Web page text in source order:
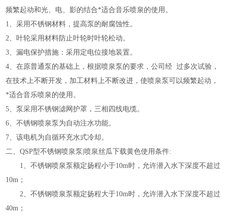
频繁起动和光、电、影的结合*适合音乐喷泉的使用。
1、采用不锈钢材料，提高泵的耐腐蚀性。
2、叶轮采用材料防止叶轮时叶轮松动。
3、漏电保护措施：采用定电位接地装置。
4、在原普通泵的基础上，根据喷泉泵的要求，公司经 过多次试验，
在技术上不断开发，加工材料上不断改进，使喷泉泵可以频繁起动，
*适合音乐喷泉的使用。
5、泵采用不锈钢滤网护罩，三相四线电缆。
6、不锈钢喷泉泵为自动注水功能。
7、该电机为自循环充水式冷却。
二、QSP型不锈钢喷泉泵|喷泉丝瓜下载黄色使用条件:
1、不锈钢喷泉泵额定扬程小于10m时，允许潜入水下深度不超过
10m ；
2、不锈钢喷泉泵额定扬程大于10m时，允许潜入水下深度不超过
40m ；